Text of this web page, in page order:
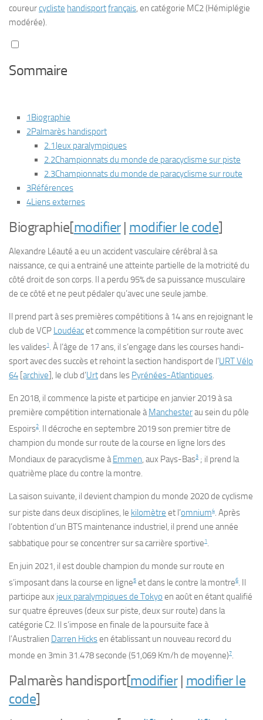
coureurcycliste handisportfrançais, en catégorie MC2 (Hémiplégie
modérée).
Sommaire
1Biographie
2Palmarès handisport
2.1Jeux paralympiques
2.2Championnats du monde de paracyclisme sur piste
2.3Championnats du monde de paracyclisme sur route
3Références
4Liens externes
Biographie[modifier| modifier le code]
Alexandre Léauté a eu un accident vasculaire cérébral à sa
naissance, ce qui a entrainé une atteinte partielle de la motricité du
côté droit de son corps. Il a perdu 95% de sa puissance musculaire
de ce côté et ne peut pédaler qu’avec une seule jambe.
Il prend part à ses premières compétitions à 14 ans en rejoignant le
club de VCP Loudéacet commence la compétition sur route avec
les valides1. À l’âge de 17 ans, il s’engage dans les courses handi-
sport avec des succès et rehoint la section handisport de l’URT Vélo
64 [archive], le club d’Urtdans les Pyrénées-Atlantiques.
En 2018, il commence la piste et participe en janvier 2019 à sa
première compétition internationale àManchesterau sein du pôle
Espoirs2. Il décroche en septembre 2019 son premier titre de
champion du monde sur route de la course en ligne lors des
Mondiaux de paracyclisme àEmmen, aux Pays-Bas3 ; il prend la
quatrième place du contre la montre.
La saison suivante, il devient champion du monde 2020 de cyclisme
sur piste dans deux disciplines, le kilomètre et l’omnium4. Après
l’obtention d’un BTS maintenance industriel, il prend une année
sabbatique pour se concentrer sur sa carrière sportive1.
En juin 2021, il est double champion du monde sur route en
s’imposant dans la course en ligne5 et dans le contre la montre6. Il
participe aux jeux paralympiques de Tokyo en août en étant qualifié
sur quatre épreuves (deux sur piste, deux sur route) dans la
catégorie C2. Il s’impose en finale de la poursuite face à
l’Australien Darren Hicksen établissant un nouveau record du
monde en 3min 31.478 seconde (51,069 Km/h de moyenne)7.
Palmarès handisport[modifier| modifier le
code]